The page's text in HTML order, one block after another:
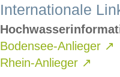
Internationale
Bodensee-Anlieger ↗
Rhein-Anlieger ↗